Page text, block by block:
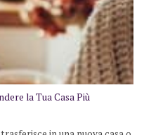
la Tua Casa Più